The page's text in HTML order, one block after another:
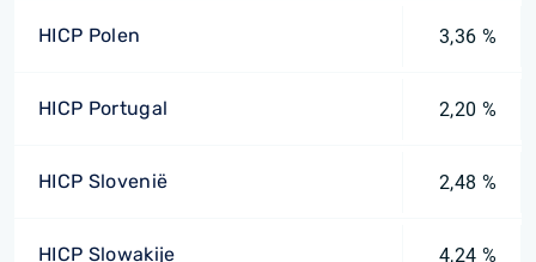
HICP Polen 3,36 %
HICP Portugal 2,20 %
HICP Slovenië 2,48 %
HICP Slowakije 4,24 %